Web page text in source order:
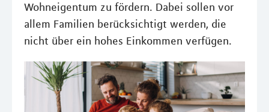
Wohneigentum zu fördern. Dabei sollen vor
allem Familien berücksichtigt werden, die
nicht über ein hohes Einkommen verfügen.